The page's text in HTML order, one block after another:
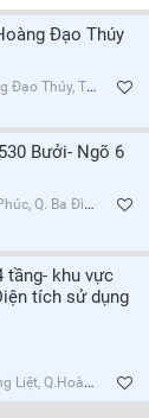
Đạo Thúy
Hòa, Q.Cầu Giấy, Hà Nội
Bưởi- Ngõ 6
Ba Đình, Hà Nội
tầng- khu vực
tích sử dụng
Mai, Hà Nội